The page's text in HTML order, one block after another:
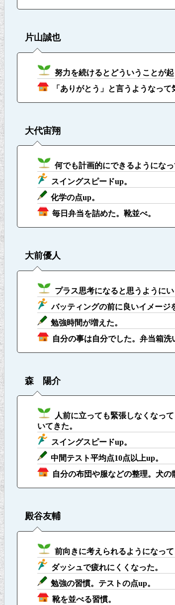
片山誠也
努力を続けるとどういうことが
「ありがとう」と言うようなって
大代宙翔
何でも計画的にできるようにな
スイングスピードup。
化学の点up。
毎日弁当を詰めた。靴並べ。
大前優人
プラス思考になると思うようにい
バッティングの前に良いイメージ
勉強時間が増えた。
自分の事は自分でした。弁当箱洗
森 陽介
人前に立っても緊張しなくなっ
いてきた。
スイングスピードup。
中間テスト平均点10点以上up。
自分の布団や服などの整理。犬の
殿谷友輔
前向きに考えられるようになっ
ダッシュで疲れにくくなった。
勉強の習慣。テストの点up。
靴を並べる習慣。